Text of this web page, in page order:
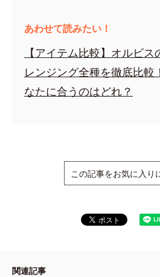
あわせて読みたい！
【アイテム比較】オルビス
レンジング全種を徹底比較
なたに合うのはどれ？
この記事をお気に入り
関連記事